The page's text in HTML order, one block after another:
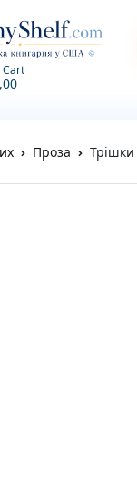
Cart
Проза Трішки